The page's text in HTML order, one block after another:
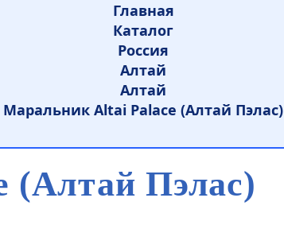
Главная
Каталог
Россия
Алтай
Алтай
Маральник Altai Palace (Алтай Пэлас)
(Алтай Пэлас)